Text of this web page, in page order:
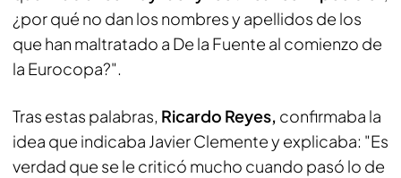
¿por qué no dan los nombres y apellidos de los
que han maltratado a De la Fuente al comienzo de
la Eurocopa?".
Tras estas palabras, Ricardo Reyes, confirmaba la
idea que indicaba Javier Clemente y explicaba: "Es
verdad que se le criticó mucho cuando pasó lo de